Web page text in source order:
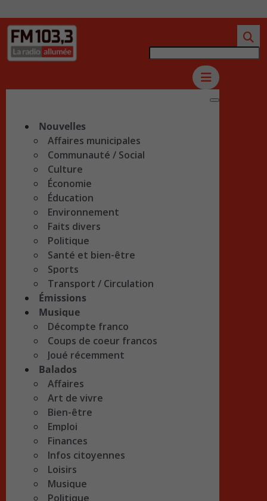
Nouvelles
Affaires municipales
Communauté / Social
Culture
Économie
Éducation
Environnement
Faits divers
Politique
Santé et bien-être
Sports
Transport / Circulation
Émissions
Musique
Décompte franco
Coups de coeur francos
Joué récemment
Balados
Affaires
Art de vivre
Bien-être
Emploi
Finances
Infos citoyennes
Loisirs
Musique
Politique